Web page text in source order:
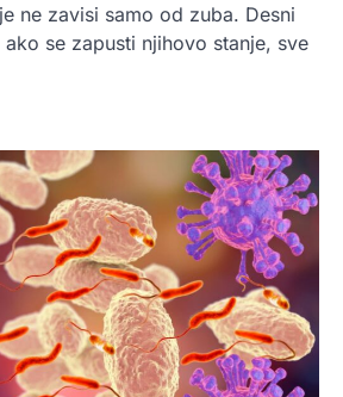
ne zavisi samo od zuba. Desni
ako se zapusti njihovo stanje, sve